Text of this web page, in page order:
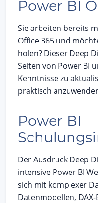
Power BI
Sie arbeiten bereits
Office 365 und
holen? Dieser Deep
Seiten von Power BI
Kenntnisse zu
praktisch
Power BI
Der Ausdruck Deep
intensive Power BI
sich mit komplexer
Datenmodellen,